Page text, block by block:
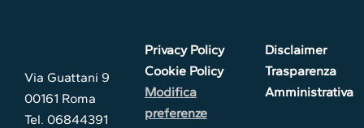
Via Guattani 9
00161 Roma
Tel. 06844391
Privacy Policy
Cookie Policy
Modifica
preferenze
Disclaimer
Trasparenza
Amministrativa